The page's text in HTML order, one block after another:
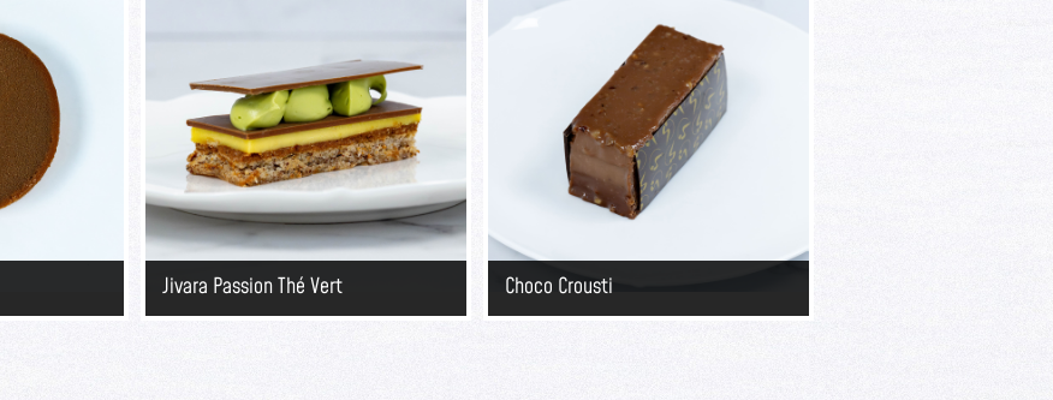
Jivara Passion Thé Vert Choco Crousti